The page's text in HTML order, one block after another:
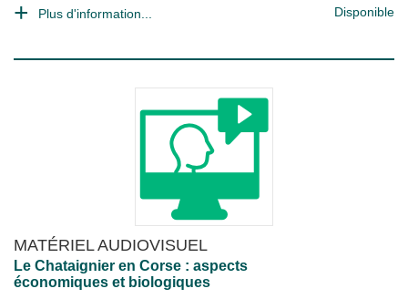
Plus d'information... Disponible
MATÉRIEL AUDIOVISUEL
Le Chataignier en Corse : aspects
économiques et biologiques